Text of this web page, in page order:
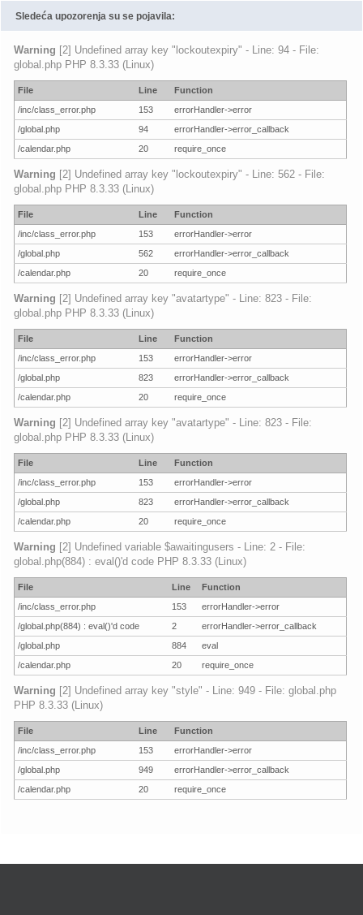
Sledeća upozorenja su se pojavila:
Warning [2] Undefined array key "lockoutexpiry" - Line: 94 - File:
global.php PHP 8.3.33 (Linux)
File Line
Function
/inc/class_error.php
153
errorHandler->error
/global.php
94
errorHandler->error_callback
/calendar.php
20 require_once
Warning [2] Undefined array key "lockoutexpiry" - Line: 562 - File:
global.php PHP 8.3.33 (Linux)
File Line
Function
/inc/class_error.php
153
errorHandler->error
/global.php
562
errorHandler->error_callback
/calendar.php
20 require_once
Warning [2] Undefined array key "avatartype" - Line: 823 - File:
global.php PHP 8.3.33 (Linux)
File Line
Function
/inc/class_error.php
153
errorHandler->error
/global.php
823
errorHandler->error_callback
/calendar.php
20 require_once
Warning [2] Undefined array key "avatartype" - Line: 823 - File:
global.php PHP 8.3.33 (Linux)
File Line
Function
/inc/class_error.php
153
errorHandler->error
/global.php
823
errorHandler->error_callback
/calendar.php
20 require_once
Warning [2] Undefined variable $awaitingusers - Line: 2 - File:
global.php(884) : eval()'d code PHP 8.3.33 (Linux)
File Line
Function
/inc/class_error.php
153
errorHandler->error
/global.php(884) : eval()'d code
2
errorHandler->error_callback
/global.php
884
eval
/calendar.php
20 require_once
Warning [2] Undefined array key "style" - Line: 949 - File: global.php
PHP 8.3.33 (Linux)
File Line
Function
/inc/class_error.php
153
errorHandler->error
/global.php
949
errorHandler->error_callback
/calendar.php
20 require_once